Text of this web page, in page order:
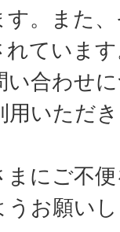
。また
れていま
い合わせ
用いただ
まにご不
うお願い